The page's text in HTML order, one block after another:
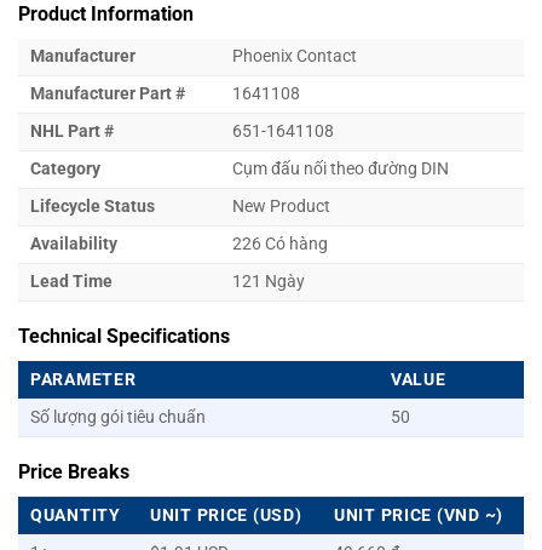
Product Information
Manufacturer
Phoenix Contact
Manufacturer Part #
1641108
NHL Part #
651-1641108
Category
Cụm đấu nối theo đường DIN
Lifecycle Status
New Product
Availability
226 Có hàng
Lead Time
121 Ngày
Technical Specifications
PARAMETER
VALUE
Số lượng gói tiêu chuẩn
50
Price Breaks
QUANTITY UNIT PRICE (USD)
UNIT PRICE (VND ~)